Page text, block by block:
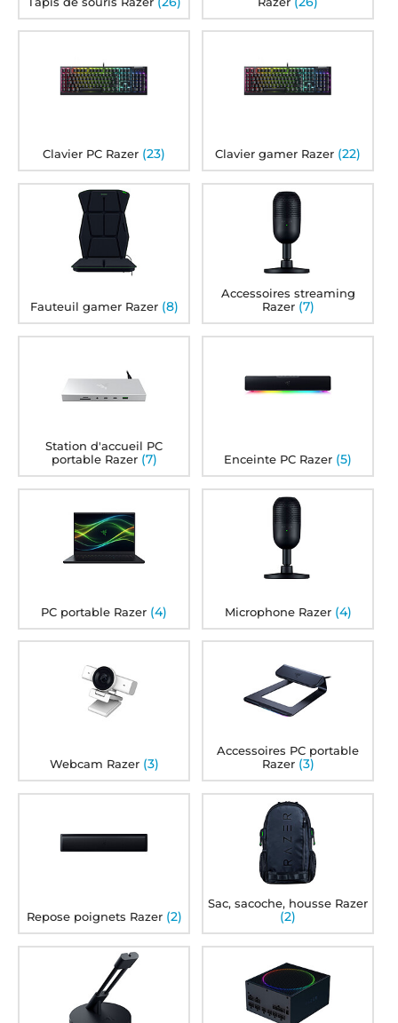
Clavier PC Razer (23) Clavier gamer Razer (22)
Fauteuil gamer Razer (8)
Accessoires streaming
Razer (7)
Station d'accueil PC
portable Razer (7) Enceinte PC Razer (5)
PC portable Razer (4) Microphone Razer (4)
Webcam Razer (3)
Accessoires PC portable
Razer (3)
Repose poignets Razer (2)
Sac, sacoche, housse Razer
(2)